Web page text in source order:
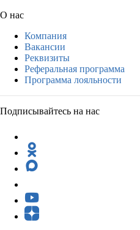
О нас
Компания
Вакансии
Реквизиты
Реферальная программа
Программа лояльности
Подписывайтесь на нас